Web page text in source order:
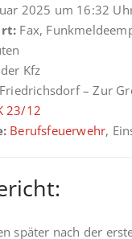
2025 um 16:32
Fax,
Kfz
– Zur
23/12
Berufsfeuerwehr,
später nach der